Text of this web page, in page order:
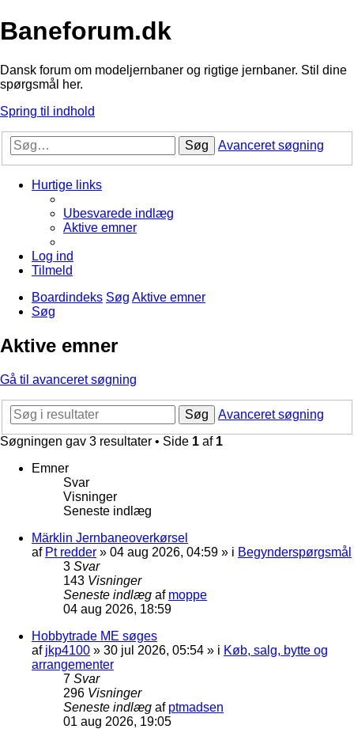
Baneforum.dk
Dansk forum om modeljernbaner og rigtige jernbaner. Stil dine
spørgsmål her.
Spring til indhold
Søg Avanceret søgning
Hurtige links
Ubesvarede indlæg
Aktive emner
Log ind
Tilmeld
Boardindeks Søg Aktive emner
Søg
Aktive emner
Gå til avanceret søgning
Søg
Avanceret søgning
Søgningen gav 3 resultater • Side 1 af 1
Emner
Svar
Visninger
Seneste indlæg
Märklin Jernbaneoverkørsel
af Pt redder » 04 aug 2026, 04:59 » i Begynderspørgsmål
3 Svar
143 Visninger
Seneste indlæg af moppe
04 aug 2026, 18:59
Hobbytrade ME søges
af jkp4100 » 30 jul 2026, 05:54 » i Køb, salg, bytte og
arrangementer
7 Svar
296 Visninger
Seneste indlæg af ptmadsen
01 aug 2026, 19:05